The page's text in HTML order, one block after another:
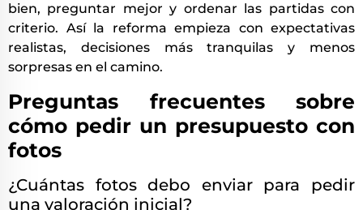
bien, preguntar mejor y ordenar las partidas con
criterio. Así la reforma empieza con expectativas
realistas, decisiones más tranquilas y menos
sorpresas en el camino.
Preguntas frecuentes sobre
cómo pedir un presupuesto con
fotos
¿Cuántas fotos debo enviar para pedir
una valoración inicial?